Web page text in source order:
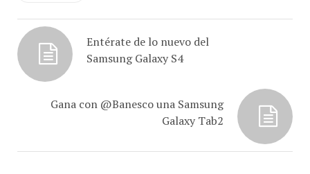
#DesdeelCES en eXclusiva
para #ConCafeRADIO
por…
Entérate de lo nuevo del
Samsung Galaxy S4
Gana con @Banesco una Samsung
Galaxy Tab2